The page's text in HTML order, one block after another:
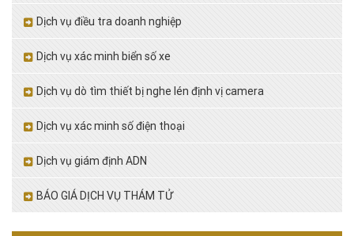
Dịch vụ điều tra doanh nghiệp
Dịch vụ xác minh biển số xe
Dịch vụ dò tìm thiết bị nghe lén định vị camera
Dịch vụ xác minh số điện thoại
Dịch vụ giám định ADN
BÁO GIÁ DỊCH VỤ THÁM TỬ